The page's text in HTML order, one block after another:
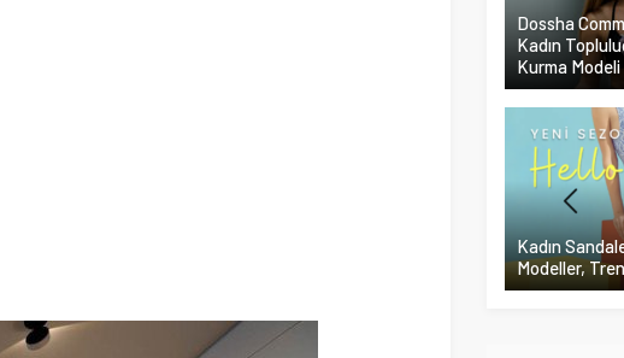
Dossha
Kadın
Kurma Modeli
Kadın
Modeller,